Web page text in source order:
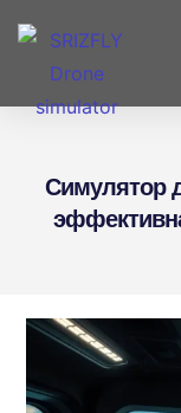
Симулятор